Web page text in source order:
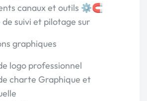
canaux et outils ⚙️🧲
suivi et pilotage sur
graphiques
logo professionnel
charte Graphique et